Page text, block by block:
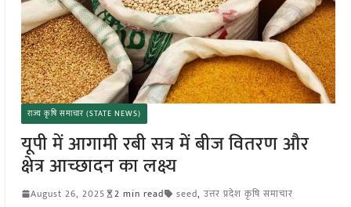
राज्य कृषि समाचार (STATE NEWS)
यूपी में आगामी रबी सत्र में बीज वितरण और
क्षेत्र आच्छादन का लक्ष्य
August 26, 2025 2 min read seed, उत्तर प्रदेश कृषि समाचार